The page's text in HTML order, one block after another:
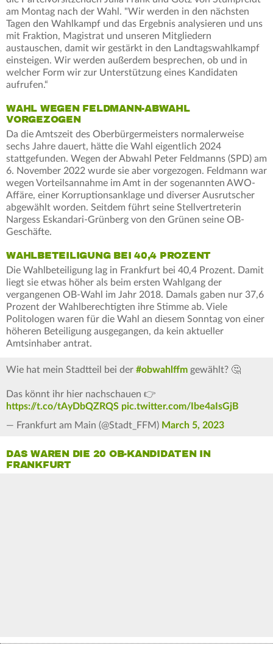
am Montag nach der Wahl. "Wir werden in den nächsten
Tagen den Wahlkampf und das Ergebnis analysieren und uns
mit Fraktion, Magistrat und unseren Mitgliedern
austauschen, damit wir gestärkt in den Landtagswahlkampf
einsteigen. Wir werden außerdem besprechen, ob und in
welcher Form wir zur Unterstützung eines Kandidaten
aufrufen.“
WAHL WEGEN FELDMANN-ABWAHL
VORGEZOGEN
Da die Amtszeit des Oberbürgermeisters normalerweise
sechs Jahre dauert, hätte die Wahl eigentlich 2024
stattgefunden. Wegen der Abwahl Peter Feldmanns (SPD) am
6. November 2022 wurde sie aber vorgezogen. Feldmann war
wegen Vorteilsannahme im Amt in der sogenannten AWO-
Affäre, einer Korruptionsanklage und diverser Ausrutscher
abgewählt worden. Seitdem führt seine Stellvertreterin
Nargess Eskandari-Grünberg von den Grünen seine OB-
Geschäfte.
WAHLBETEILIGUNG BEI 40,4 PROZENT
Die Wahlbeteiligung lag in Frankfurt bei 40,4 Prozent. Damit
liegt sie etwas höher als beim ersten Wahlgang der
vergangenen OB-Wahl im Jahr 2018. Damals gaben nur 37,6
Prozent der Wahlberechtigten ihre Stimme ab. Viele
Politologen waren für die Wahl an diesem Sonntag von einer
höheren Beteiligung ausgegangen, da kein aktueller
Amtsinhaber antrat.
Wie hat mein Stadtteil bei der #obwahlffm gewählt? 🤔
Das könnt ihr hier nachschauen 👉
https://t.co/tAyDbQZRQS pic.twitter.com/Ibe4aIsGjB
— Frankfurt am Main (@Stadt_FFM) March 5, 2023
DAS WAREN DIE 20 OB-KANDIDATEN IN
FRANKFURT